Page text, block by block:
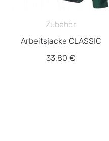
Zubehör
Arbeitsjacke CLASSIC
33,80 €